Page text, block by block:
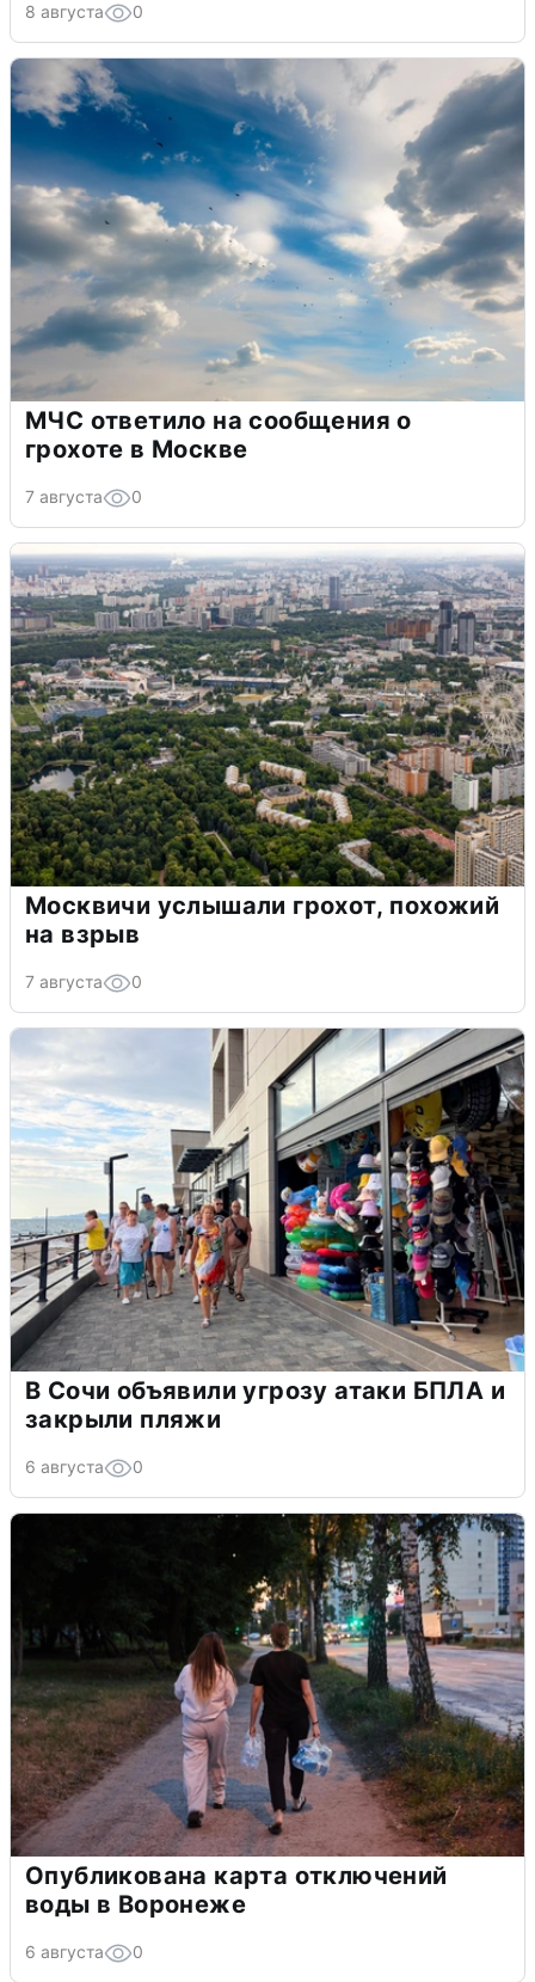
8 августа 0
МЧС ответило на сообщения о
грохоте в Москве
7 августа 0
Москвичи услышали грохот, похожий
на взрыв
7 августа 0
В Сочи объявили угрозу атаки БПЛА и
закрыли пляжи
6 августа 0
Опубликована карта отключений
воды в Воронеже
6 августа 0